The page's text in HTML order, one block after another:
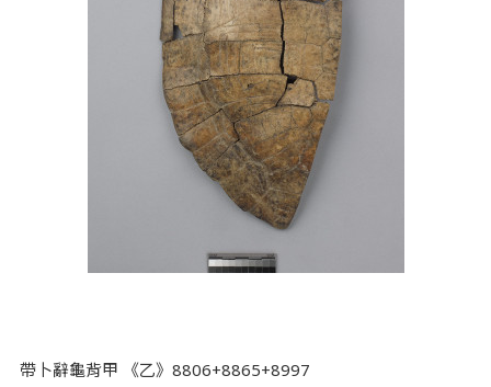
帶卜辭龜背甲 《乙》8806+8865+8997